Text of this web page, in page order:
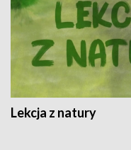
Lekcja z natury